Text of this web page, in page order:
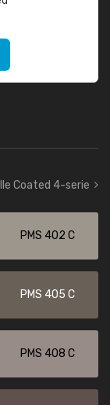
Coated 4-serie
PMS 402 C
PMS 405 C
PMS 408 C